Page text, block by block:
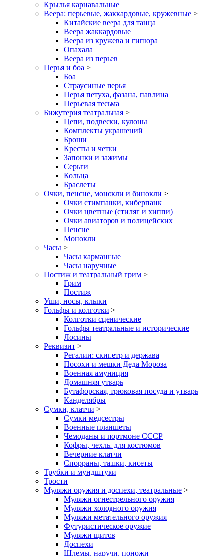
Крылья карнавальные
Веера: перьевые, жаккардовые, кружевные >
Китайские веера для танца
Веера жаккардовые
Веера из кружева и гипюра
Опахала
Веера из перьев
Перья и боа >
Боа
Страусиные перья
Перья петуха, фазана, павлина
Перьевая тесьма
Бижутерия театральная >
Цепи, подвески, кулоны
Комплекты украшений
Броши
Кресты и четки
Запонки и зажимы
Серьги
Кольца
Браслеты
Очки, пенсне, монокли и бинокли >
Очки стимпанки, киберпанк
Очки цветные (стиляг и хиппи)
Очки авиаторов и полицейских
Пенсне
Монокли
Часы >
Часы карманные
Часы наручные
Постиж и театральный грим >
Грим
Постиж
Уши, носы, клыки
Гольфы и колготки >
Колготки сценические
Гольфы театральные и исторические
Лосины
Реквизит >
Регалии: скипетр и держава
Посохи и мешки Деда Мороза
Военная амуниция
Домашняя утварь
Бутафорская, трюковая посуда и утварь
Канделябры
Сумки, клатчи >
Сумки медсестры
Военные планшеты
Чемоданы и портмоне СССР
Кофры, чехлы для костюмов
Вечерние клатчи
Спорраны, ташки, кисеты
Трубки и мундштуки
Трости
Муляжи оружия и доспехи, театральные >
Муляжи огнестрельного оружия
Муляжи холодного оружия
Муляжи метательного оружия
Футуристическое оружие
Муляжи щитов
Доспехи
Шлемы, наручи, поножи